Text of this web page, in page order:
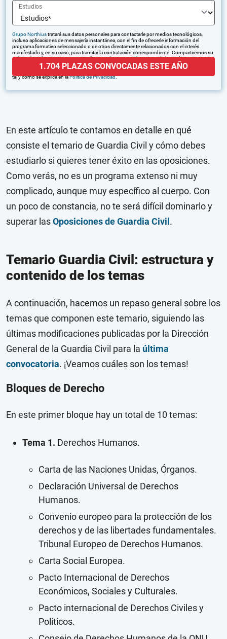
Estudios
Grupo Northiustratará sus datos personales para contactarle por medios tecnológicos,
incluso aplicaciones de mensajería instantánea, con el fin de ofrecerle información del
programa formativo seleccionado o de otros directamente relacionados con el interés
manifestado y, en su caso, para tramitar la contratación correspondiente. Compartiremos su
solicitud con las empresas que conforman el
puedan hacerle llegar la mejor oferta de productos y servicios de acuerdo a su petición.
tal y como se explica en laPolítica de Privacidad.
1.704 PLAZAS CONVOCADAS ESTE AÑO
En este artículo te contamos en detalle en qué
consiste el temario de Guardia Civil y cómo debes
estudiarlo si quieres tener éxito en las oposiciones.
Como verás, no es un programa extenso ni muy
complicado, aunque muy específico al cuerpo. Con
un poco de constancia, no te será difícil dominarlo y
superar lasOposiciones de Guardia Civil .
Temario Guardia Civil: estructura y
contenido de los temas
A continuación, hacemos un repaso general sobre los
temas que componen este temario, siguiendo las
últimas modificaciones publicadas por la Dirección
General de la Guardia Civil para la última
convocatoria. ¡Veamos cuáles son los temas!
Bloques de Derecho
En este primer bloque hay un total de 10 temas:
Tema 1. Derechos Humanos.
Carta de las Naciones Unidas, Órganos.
Declaración Universal de Derechos
Humanos.
Convenio europeo para la protección de los
derechos y de las libertades fundamentales.
Tribunal Europeo de Derechos Humanos.
Carta Social Europea.
Pacto Internacional de Derechos
Económicos, Sociales y Culturales.
Pacto internacional de Derechos Civiles y
Políticos.